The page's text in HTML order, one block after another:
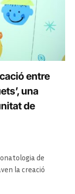
entre
una
de
de
la creació